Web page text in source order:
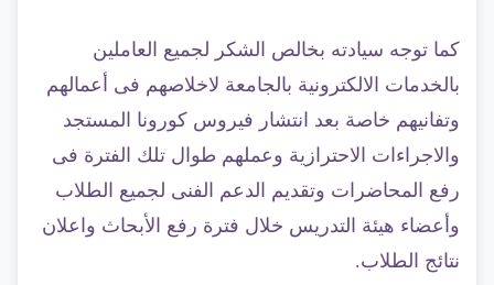
كما توجه سيادته بخالص الشكر لجميع العاملين
بالخدمات الالكترونية بالجامعة لاخلاصهم فى أعمالهم
وتفانيهم خاصة بعد انتشار فيروس كورونا المستجد
والاجراءات الاحترازية وعملهم طوال تلك الفترة فى
رفع المحاضرات وتقديم الدعم الفنى لجميع الطلاب
وأعضاء هيئة التدريس خلال فترة رفع الأبحاث واعلان
نتائج الطلاب.